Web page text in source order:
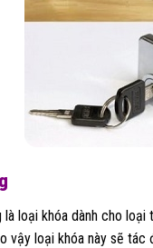
loại khóa dành cho
vậy loại khóa này sẽ